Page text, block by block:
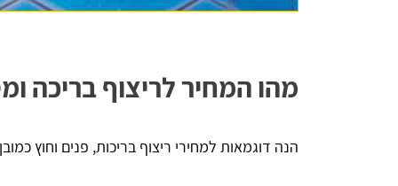
מהו המחיר לריצוף בריכה
הנה דוגמאות למחירי ריצוף בריכות, פנים וחוץ